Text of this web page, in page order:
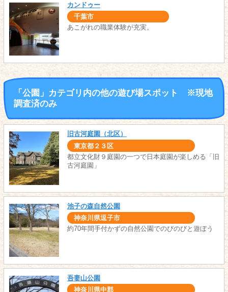
カンドゥー
千葉市
あこがれの職業体験が充実。
「公園」カテゴリ内の他の遊び場スポット ※現地
調査済のみ
旧古河庭園（北区）
東京都２３区
都立文化財９庭園の一つで日本庭園が楽しめる「旧
古河庭園」
池子の森自然公園
神奈川県逗子市
約70年間手付かずの自然公園でのびのびと遊ぼう
吾妻山公園
神奈川県中郡